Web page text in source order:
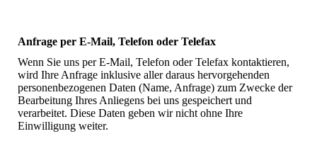
Anfrage per E-Mail, Telefon oder Telefax
Wenn Sie uns per E-Mail, Telefon oder Telefax kontaktieren,
wird Ihre Anfrage inklusive aller daraus hervorgehenden
personenbezogenen Daten (Name, Anfrage) zum Zwecke der
Bearbeitung Ihres Anliegens bei uns gespeichert und
verarbeitet. Diese Daten geben wir nicht ohne Ihre
Einwilligung weiter.